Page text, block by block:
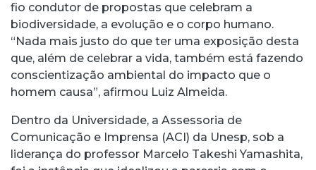
fio condutor de propostas que celebram a
biodiversidade, a evolução e o corpo humano.
“Nada mais justo do que ter uma exposição desta
que, além de celebrar a vida, também está fazendo
conscientização ambiental do impacto que o
homem causa”, afirmou Luiz Almeida.
Dentro da Universidade, a Assessoria de
Comunicação e Imprensa (ACI) da Unesp, sob a
liderança do professor Marcelo Takeshi Yamashita,